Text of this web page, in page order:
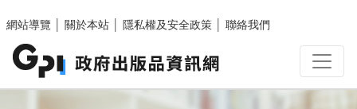
網站導覽
關於本站 隱私權及安全政策 聯絡我們